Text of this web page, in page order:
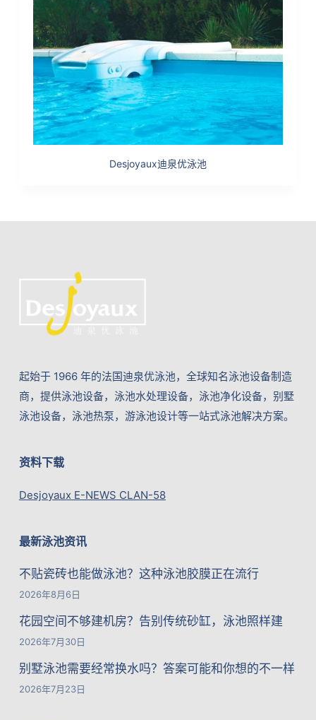
Desjoyaux迪泉优泳池
起始于 1966 年的法国迪泉优泳池，全球知名泳池设备制造
商，提供泳池设备，泳池水处理设备，泳池净化设备，别墅
泳池设备，泳池热泵，游泳池设计等一站式泳池解决方案。
资料下载
Desjoyaux E-NEWS CLAN-58
最新泳池资讯
不贴瓷砖也能做泳池？这种泳池胶膜正在流行
2026年8月6日
花园空间不够建机房？告别传统砂缸，泳池照样建
2026年7月30日
别墅泳池需要经常换水吗？答案可能和你想的不一样
2026年7月23日